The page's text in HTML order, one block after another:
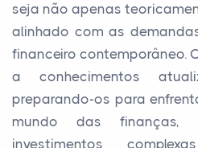
seja não apenas
alinhado com as
financeiro contemporâneo.
a conhecimentos
preparando-os para
mundo das finanças,
investimentos